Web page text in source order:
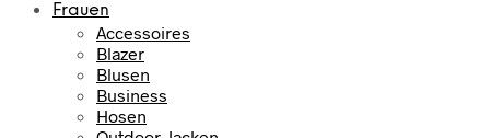
Frauen
Accessoires
Blazer
Blusen
Business
Hosen